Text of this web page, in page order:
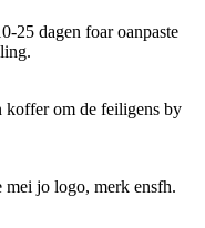
25 dagen foar oanpaste
om de feiligens by
mei jo logo, merk ensfh.